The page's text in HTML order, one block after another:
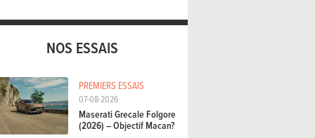
NOS ESSAIS
PREMIERS ESSAIS
07-08-2026
Maserati Grecale Folgore
(2026) – Objectif Macan?